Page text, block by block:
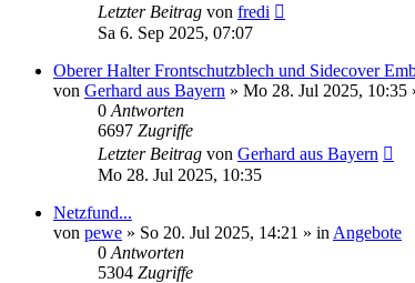
Letzter Beitrag von fredi
Sa 6. Sep 2025, 07:07
Oberer Halter Frontschutzblech und Sidecover
von Gerhard aus Bayern » Mo 28. Jul 2025, 10:35
0 Antworten
6697 Zugriffe
Letzter Beitrag von Gerhard aus Bayern
Mo 28. Jul 2025, 10:35
Netzfund...
von pewe » So 20. Jul 2025, 14:21 » in Angebote
0 Antworten
5304 Zugriffe